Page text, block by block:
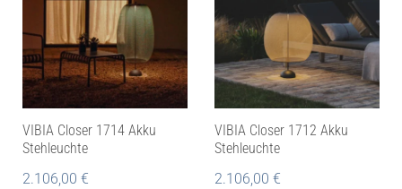
VIBIA Closer 1714 Akku
Stehleuchte
2.106,00 €
VIBIA Closer 1712 Akku
Stehleuchte
2.106,00 €